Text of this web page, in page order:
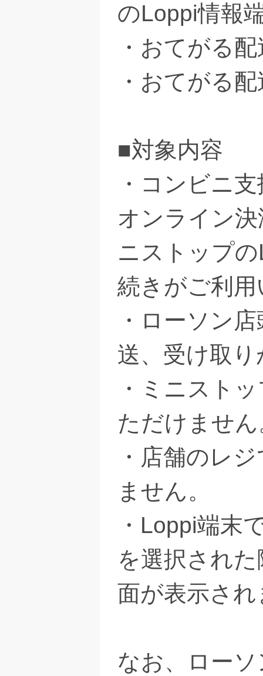
のLoppi情報
・おてがる
・おてがる
■対象内容
・コンビニ
オンライン
ニストップ
続きがご利
・ローソン
送、受け取
・ミニスト
ただけませ
・店舗のレ
ません。
・Loppi端末
を選択され
面が表示され
なお、ロー